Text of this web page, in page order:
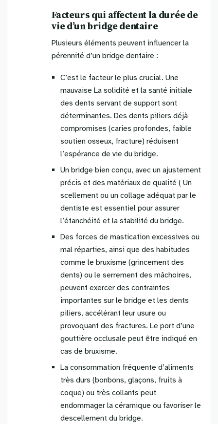
Facteurs qui affectent la durée de
vie d’un bridge dentaire
Plusieurs éléments peuvent influencer la
pérennité d’un bridge dentaire :
C’est le facteur le plus crucial. Une
mauvaise La solidité et la santé initiale
des dents servant de support sont
déterminantes. Des dents piliers déjà
compromises (caries profondes, faible
soutien osseux, fracture) réduisent
l’espérance de vie du bridge.
Un bridge bien conçu, avec un ajustement
précis et des matériaux de qualité ( Un
scellement ou un collage adéquat par le
dentiste est essentiel pour assurer
l’étanchéité et la stabilité du bridge.
Des forces de mastication excessives ou
mal réparties, ainsi que des habitudes
comme le bruxisme (grincement des
dents) ou le serrement des mâchoires,
peuvent exercer des contraintes
importantes sur le bridge et les dents
piliers, accélérant leur usure ou
provoquant des fractures. Le port d’une
gouttière occlusale peut être indiqué en
cas de bruxisme.
La consommation fréquente d’aliments
très durs (bonbons, glaçons, fruits à
coque) ou très collants peut
endommager la céramique ou favoriser le
descellement du bridge.